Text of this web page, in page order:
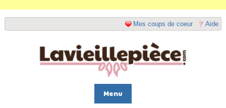
Aide
Mes coups de coeur
Menu